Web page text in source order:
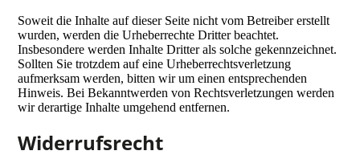
Soweit die Inhalte auf dieser Seite nicht vom Betreiber erstellt
wurden, werden die Urheberrechte Dritter beachtet.
Insbesondere werden Inhalte Dritter als solche gekennzeichnet.
Sollten Sie trotzdem auf eine Urheberrechtsverletzung
aufmerksam werden, bitten wir um einen entsprechenden
Hinweis. Bei Bekanntwerden von Rechtsverletzungen werden
wir derartige Inhalte umgehend entfernen.
Widerrufsrecht